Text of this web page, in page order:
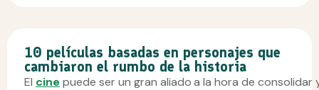
10 películas basadas en personajes que
cambiaron el rumbo de la historia
El cinepuede ser un gran aliado a la hora de